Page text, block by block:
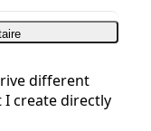
different
create directly